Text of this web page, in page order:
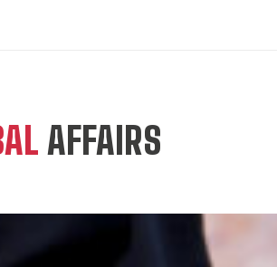
AFFAIRS